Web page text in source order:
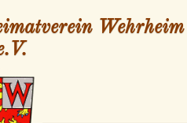
Wehrheim